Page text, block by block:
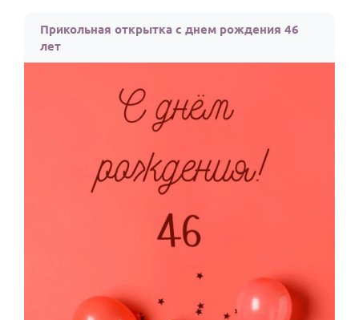
Прикольная открытка с днем рождения 46
лет